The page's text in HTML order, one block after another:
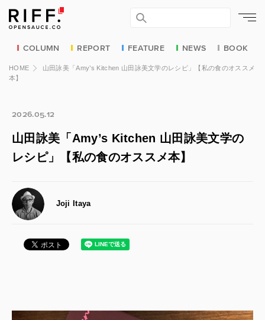
COLUMN REPORT FEATURE NEWS BOOK
HOME
山田詠美「Amy’s Kitchen 山田詠美文学のレシピ」【私の食のオススメ
本】
2026.05.12
山田詠美「Amy’s Kitchen 山田詠美文学の
レシピ」【私の食のオススメ本】
Joji Itaya